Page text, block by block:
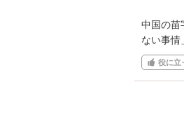
中国の苗
ない事情
役に立